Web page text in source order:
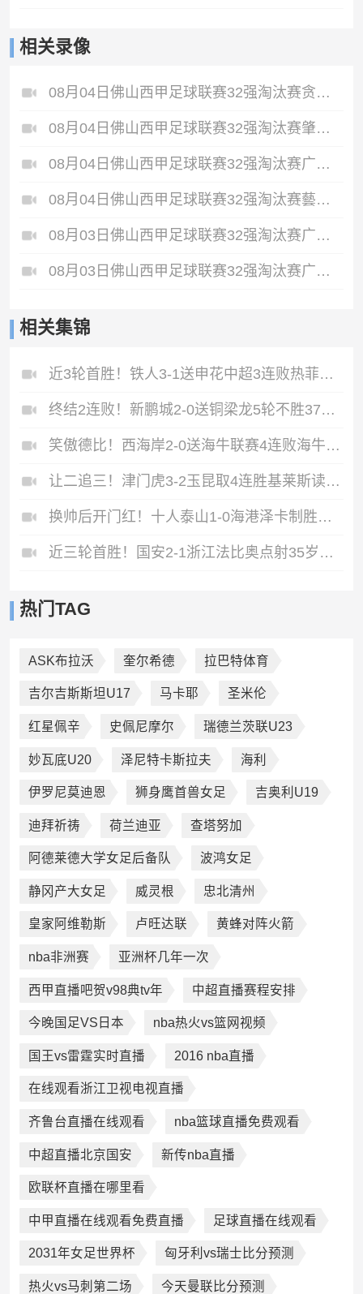
相关录像
08月04日佛山西甲足球联赛32强淘汰赛贪玩游戏VS美的薪火全场录像
08月04日佛山西甲足球联赛32强淘汰赛肇庆恒骏成VS三七互娱全场录像
08月04日佛山西甲足球联赛32强淘汰赛广东西南建设VS香港圣徒全场录像
08月04日佛山西甲足球联赛32强淘汰赛藝品高國際VS湛江狂狼·粵辉能源全场录像
08月03日佛山西甲足球联赛32强淘汰赛广东客家青年VS广州英华思力U17全场录像
08月03日佛山西甲足球联赛32强淘汰赛广州蜀地红VS广州戴拿模全场录像
相关集锦
近3轮首胜！铁人3-1送申花中超3连败热菲尼奥双响邦本宜裕传射
终结2连败！新鹏城2-0送铜梁龙5轮不胜37岁姜至鹏破门韦斯利建功
笑傲德比！西海岸2-0送海牛联赛4连败海牛仍垫底西海岸升至第二
让二追三！津门虎3-2玉昆取4连胜基莱斯读秒绝杀萨尔瓦多破门
换帅后开门红！十人泰山1-0海港泽卡制胜于金永扑点海港三球被吹
近三轮首胜！国安2-1浙江法比奥点射35岁张稀哲制胜王钰栋送助攻
热门TAG
ASK布拉沃 奎尔希德 拉巴特体育
吉尔吉斯斯坦U17 马卡耶 圣米伦
红星佩辛 史佩尼摩尔 瑞德兰茨联U23
妙瓦底U20 泽尼特卡斯拉夫 海利
伊罗尼莫迪恩 狮身鹰首兽女足 吉奥利U19
迪拜祈祷 荷兰迪亚 查塔努加
阿德莱德大学女足后备队 波鸿女足
静冈产大女足 威灵根 忠北清州
皇家阿维勒斯 卢旺达联 黄蜂对阵火箭
nba非洲赛 亚洲杯几年一次
西甲直播吧贺v98典tv年 中超直播赛程安排
今晚国足VS日本 nba热火vs篮网视频
国王vs雷霆实时直播 2016 nba直播
在线观看浙江卫视电视直播
齐鲁台直播在线观看 nba篮球直播免费观看
中超直播北京国安 新传nba直播
欧联杯直播在哪里看
中甲直播在线观看免费直播 足球直播在线观看
2031年女足世界杯 匈牙利vs瑞士比分预测
热火vs马刺第二场 今天曼联比分预测